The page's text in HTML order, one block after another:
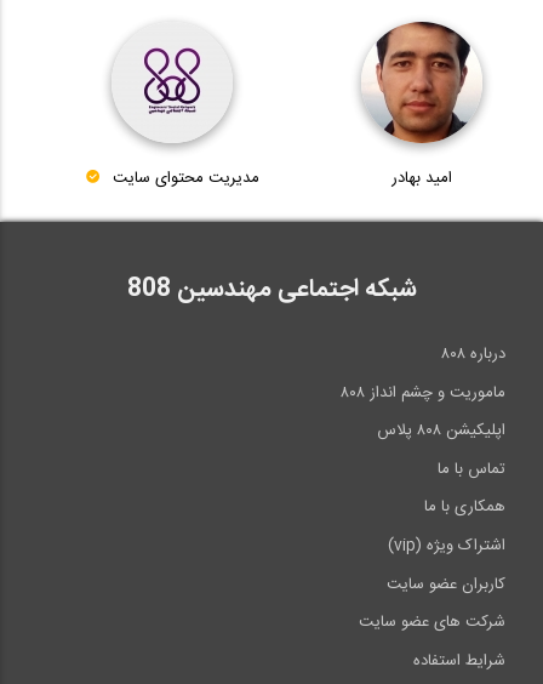
امید بهادر مدیریت محتوای سایت
شبکه اجتماعی مهندسین 808
درباره ۸۰۸
ماموریت و چشم انداز ۸۰۸
اپلیکیشن ۸۰۸ پلاس
تماس با ما
همکاری با ما
اشتراک ویژه (vip)
کاربران عضو سایت
شرکت های عضو سایت
شرایط استفاده